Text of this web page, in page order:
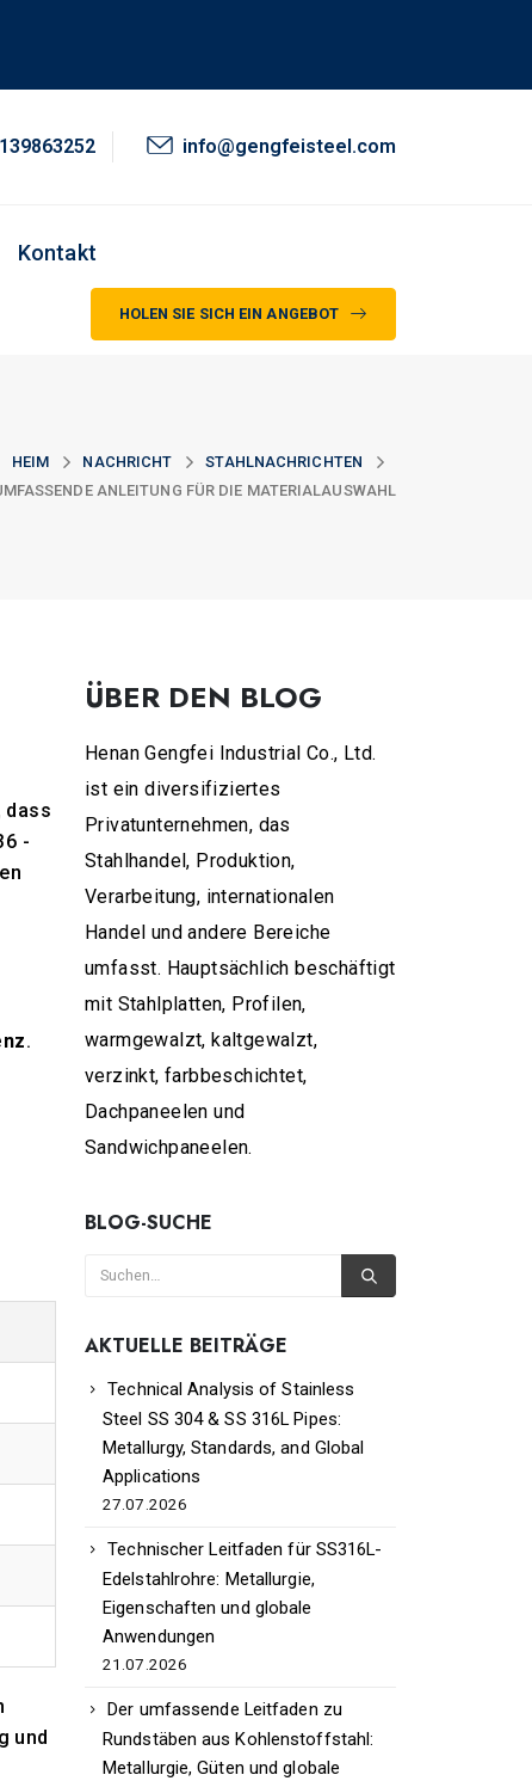
info@gengfeisteel.com
Kontakt
HOLEN SIE SICH EIN ANGEBOT
HEIM NACHRICHT
STAHLNACHRICHTEN
ANLEITUNG FÜR DIE MATERIALAUSWAHL
dass
-
.
und
ÜBER DEN BLOG
Henan Gengfei Industrial Co., Ltd.
ist ein diversifiziertes
Privatunternehmen, das
Stahlhandel, Produktion,
Verarbeitung, internationalen
Handel und andere Bereiche
umfasst. Hauptsächlich beschäftigt
mit Stahlplatten, Profilen,
warmgewalzt, kaltgewalzt,
verzinkt, farbbeschichtet,
Dachpaneelen und
Sandwichpaneelen.
BLOG-SUCHE
AKTUELLE BEITRÄGE
Technical Analysis of Stainless
Steel SS 304 & SS 316L Pipes:
Metallurgy, Standards, and Global
Applications
27.07.2026
Technischer Leitfaden für SS316L-
Edelstahlrohre: Metallurgie,
Eigenschaften und globale
Anwendungen
21.07.2026
Der umfassende Leitfaden zu
Rundstäben aus Kohlenstoffstahl:
Metallurgie, Güten und globale